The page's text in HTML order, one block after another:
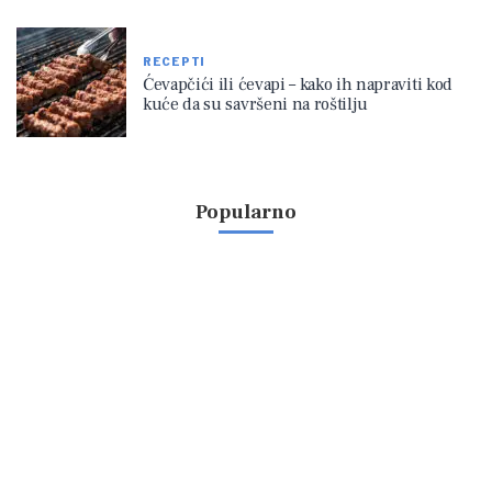
RECEPTI
Ćevapčići ili ćevapi – kako ih napraviti kod
kuće da su savršeni na roštilju
Popularno